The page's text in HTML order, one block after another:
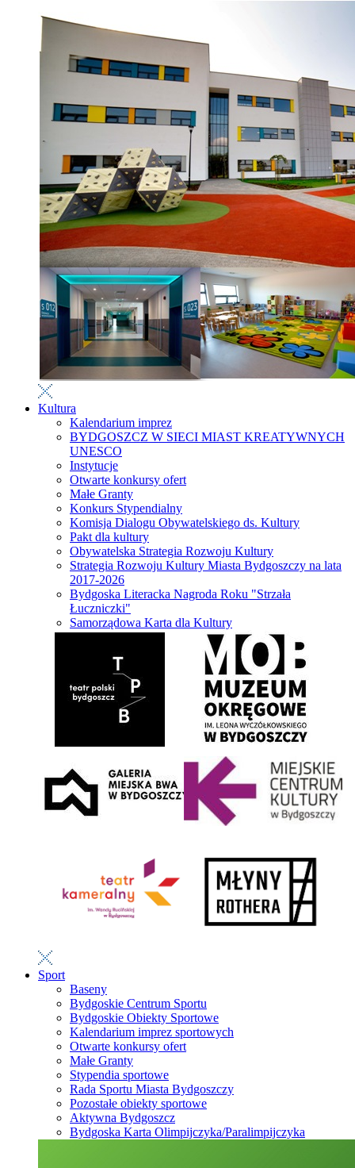
Kultura
Kalendarium imprez
BYDGOSZCZ W SIECI MIAST KREATYWNYCH
UNESCO
Instytucje
Otwarte konkursy ofert
Małe Granty
Konkurs Stypendialny
Komisja Dialogu Obywatelskiego ds. Kultury
Pakt dla kultury
Obywatelska Strategia Rozwoju Kultury
Strategia Rozwoju Kultury Miasta Bydgoszczy na lata
2017-2026
Bydgoska Literacka Nagroda Roku "Strzała
Łuczniczki"
Samorządowa Karta dla Kultury
Sport
Baseny
Bydgoskie Centrum Sportu
Bydgoskie Obiekty Sportowe
Kalendarium imprez sportowych
Otwarte konkursy ofert
Małe Granty
Stypendia sportowe
Rada Sportu Miasta Bydgoszczy
Pozostałe obiekty sportowe
Aktywna Bydgoszcz
Bydgoska Karta Olimpijczyka/Paralimpijczyka